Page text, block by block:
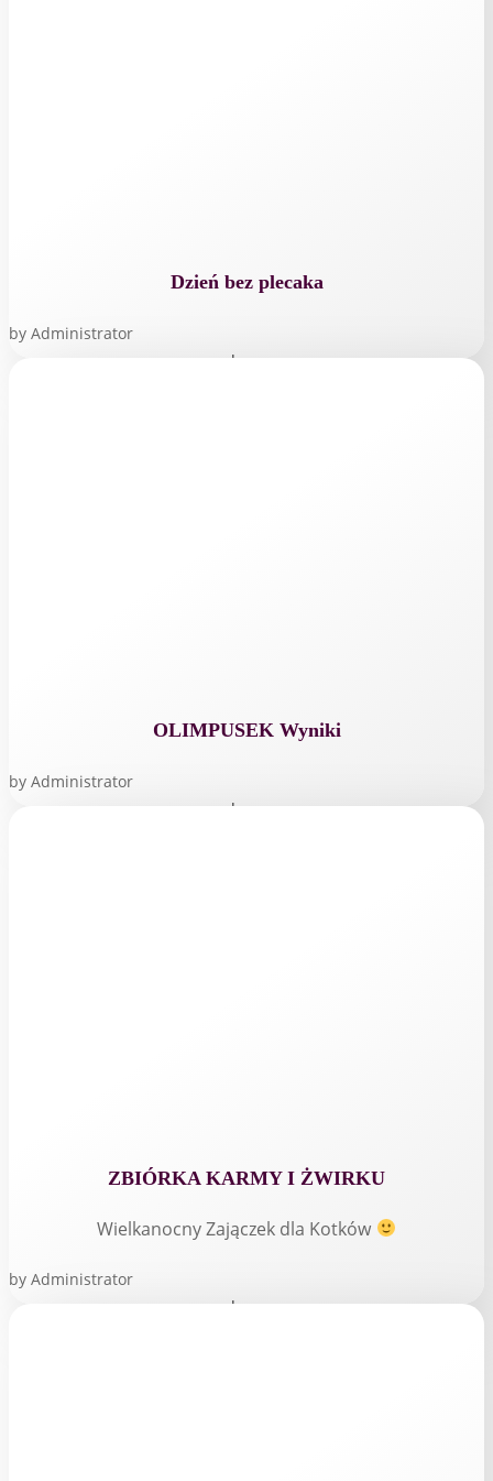
Dzień bez plecaka
by Administrator
read more...
OLIMPUSEK Wyniki
by Administrator
read more...
ZBIÓRKA KARMY I ŻWIRKU
Wielkanocny Zajączek dla Kotków
by Administrator
read more...